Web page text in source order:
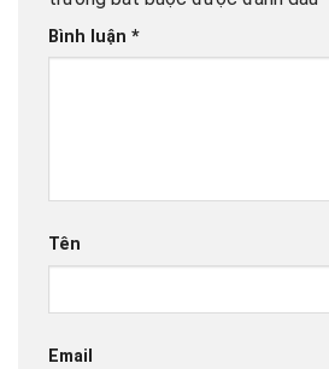
Bình luận *
Tên
Email